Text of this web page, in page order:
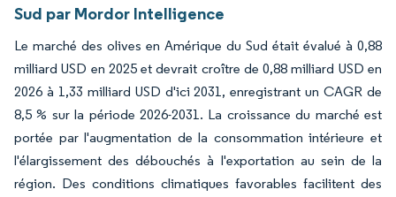
Sud par Mordor Intelligence
Le marché des olives en Amérique du Sud était évalué à 0,88
milliard USD en 2025 et devrait croître de 0,88 milliard USD en
2026 à 1,33 milliard USD d'ici 2031, enregistrant un CAGR de
8,5 % sur la période 2026-2031. La croissance du marché est
portée par l'augmentation de la consommation intérieure et
l'élargissement des débouchés à l'exportation au sein de la
région. Des conditions climatiques favorables facilitent des